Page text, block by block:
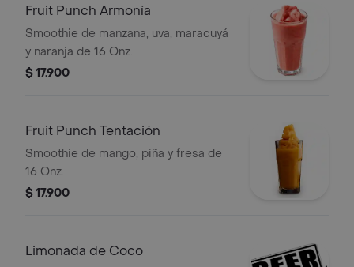
Fruit Punch Armonía
Smoothie de manzana, uva, maracuyá
y naranja de 16 Onz.
$ 17.900
Fruit Punch Tentación
Smoothie de mango, piña y fresa de
16 Onz.
$ 17.900
Limonada de Coco